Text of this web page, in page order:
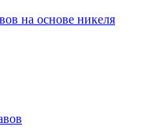
на основе никеля